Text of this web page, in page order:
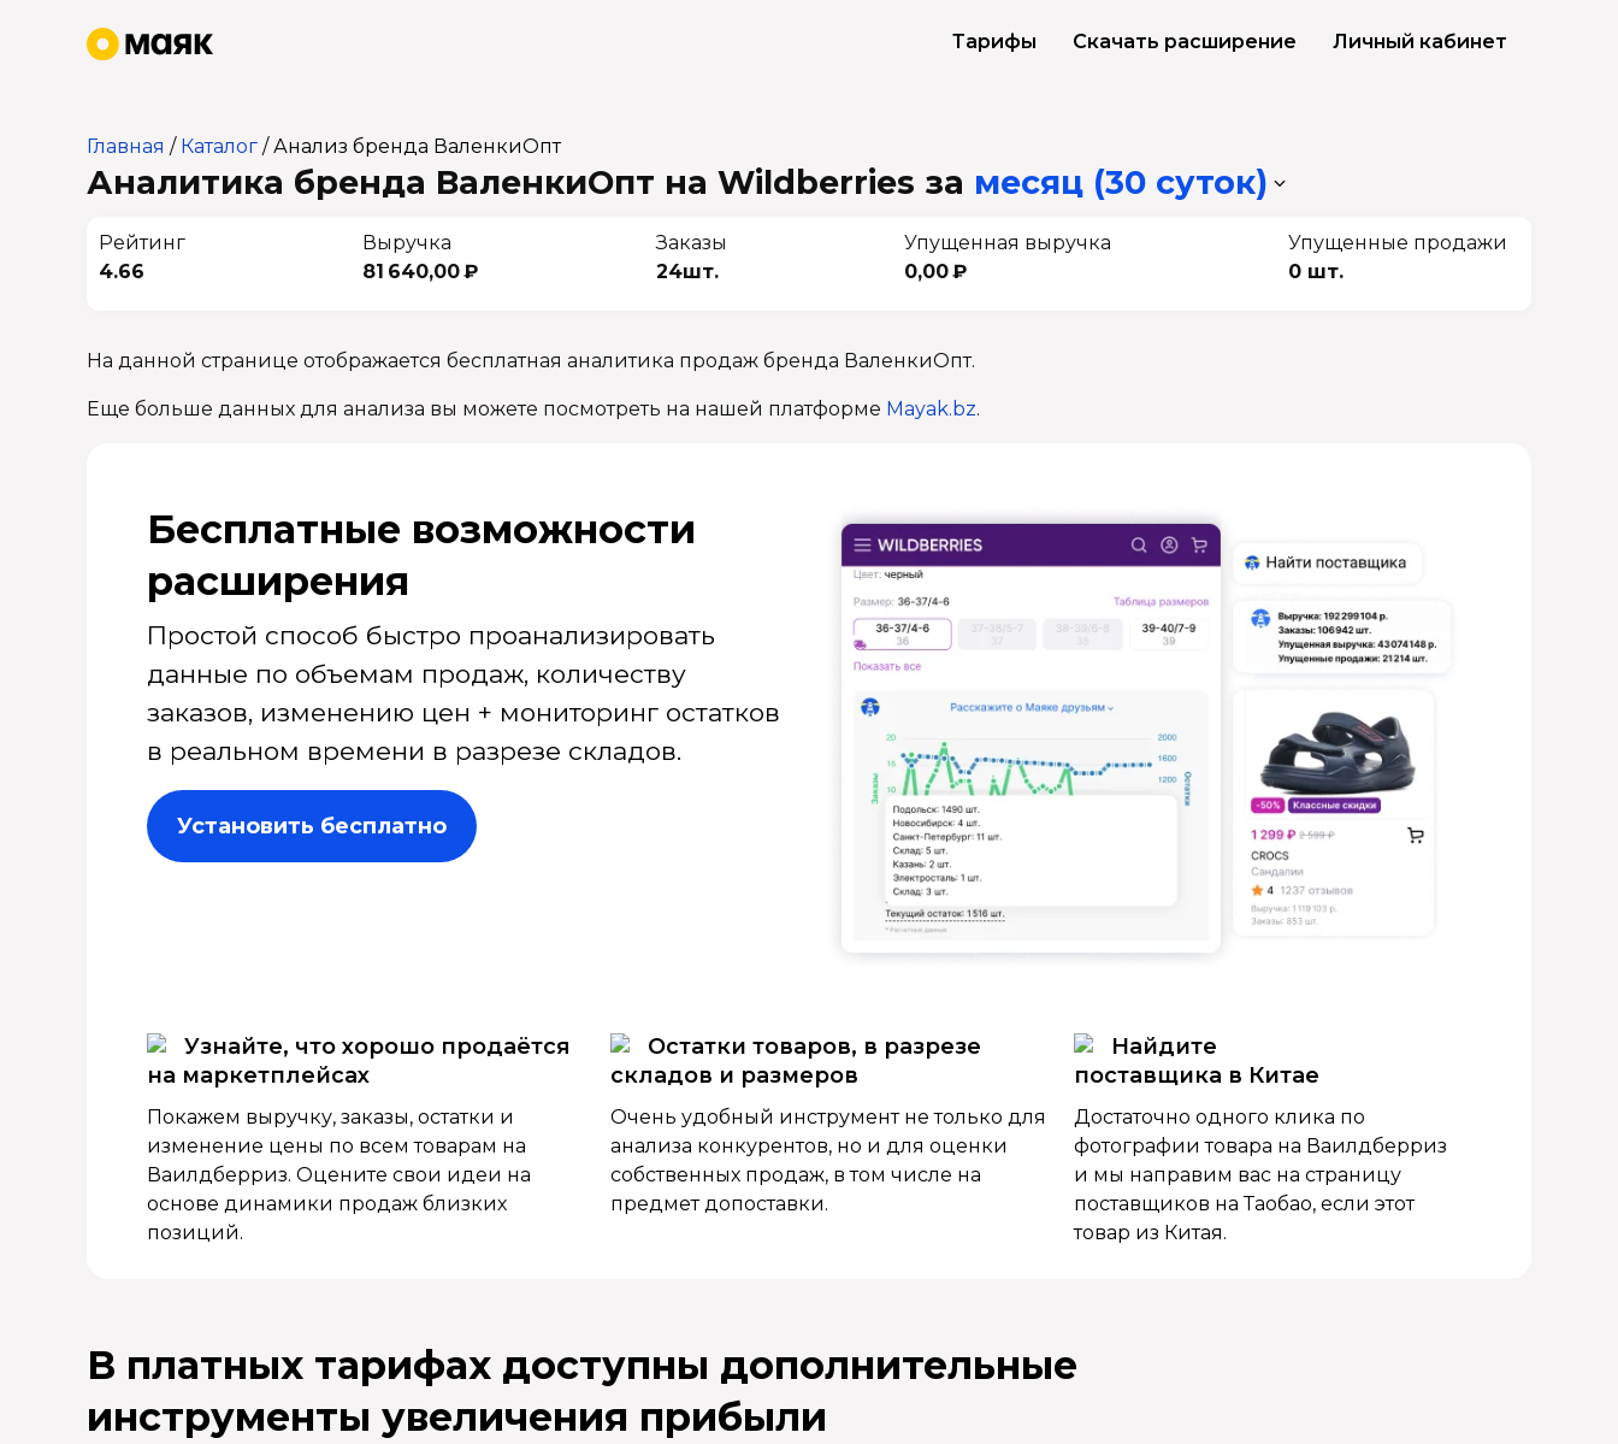
Тарифы Скачать расширение Личный кабинет
Главная / Каталог /Анализ бренда ВаленкиОпт
Аналитика бренда ВаленкиОпт на Wildberries за месяц (30 суток)
Рейтинг
4.66
Выручка
81 640,00 ₽
Заказы
24шт.
Упущенная выручка
0,00 ₽
Упущенные продажи
0 шт.
На данной странице отображается бесплатная аналитика продаж бренда ВаленкиОпт.
Еще больше данных для анализа вы можете посмотреть на нашей платформе Mayak.bz.
Бесплатные возмож­ности
расширения
Простой способ быстро проанализировать
данные по объемам продаж, количеству
заказов, изменению цен + мониторинг остатков
в реальном времени в разрезе складов.
Установить бесплатно
Узнайте, что хорошо продаётся
на маркетплейсах
Покажем выручку, заказы, остатки и
изменение цены по всем товарам на
Ваилдберриз. Оцените свои идеи на
основе динамики продаж близких
позиций.
Остатки товаров, в разрезе
складов и размеров
Очень удобный инструмент не только для
анализа конкурентов, но и для оценки
собственных продаж, в том числе на
предмет допоставки.
Найдите
поставщика в Китае
Достаточно одного клика по
фотографии товара на Ваилдберриз
и мы направим вас на страницу
поставщиков на Таобао, если этот
товар из Китая.
В платных тарифах доступны дополнительные
инструменты увеличения прибыли